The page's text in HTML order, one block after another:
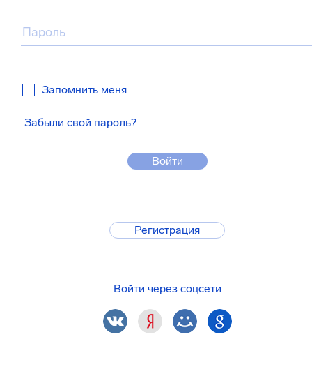
Запомнить меня
Забыли свой пароль?
Войти
Регистрация
Войти через соцсети